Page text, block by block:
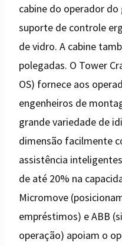
cabine do operador do
suporte de controle
de vidro. A cabine
polegadas. O Tower
OS) fornece aos
engenheiros de
grande variedade de
dimensão facilmente
assistência
de até 20% na
Micromove
empréstimos) e ABB
operação) apoiam o